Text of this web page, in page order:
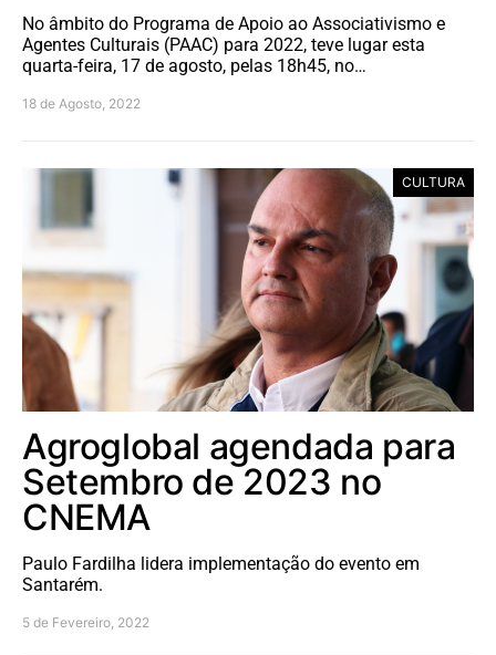
No âmbito do Programa de Apoio ao Associativismo e
Agentes Culturais (PAAC) para 2022, teve lugar esta
quarta-feira, 17 de agosto, pelas 18h45, no…
18 de Agosto, 2022
CULTURA
Agroglobal agendada para
Setembro de 2023 no
CNEMA
Paulo Fardilha lidera implementação do evento em
Santarém.
5 de Fevereiro, 2022